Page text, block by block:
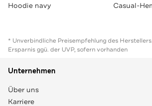
Hoodie navy Casual-
* Unverbindliche Preisempfehlung des
Ersparnis ggü. der UVP, sofern vorhanden
Unternehmen
Über uns
Karriere